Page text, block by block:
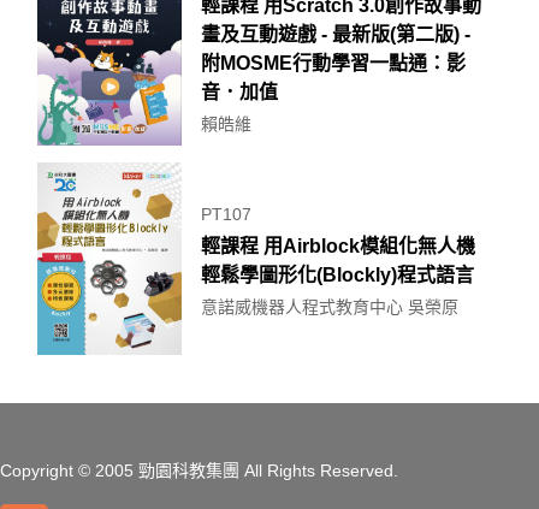
輕課程 用Scratch 3.0創作故事動
畫及互動遊戲 - 最新版(第二版) -
附MOSME行動學習一點通：影
音．加值
賴皓維
PT107
輕課程 用Airblock模組化無人機
輕鬆學圖形化(Blockly)程式語言
意諾威機器人程式教育中心 吳榮原
Copyright © 2005 勁園科教集團 All Rights Reserved.